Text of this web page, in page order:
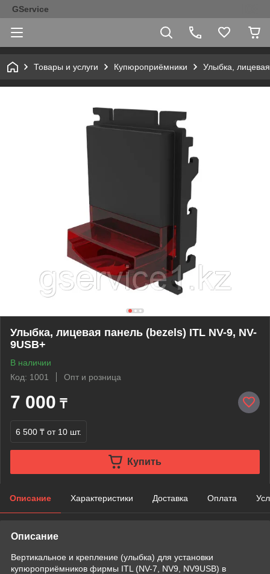
GService
Товары и услуги Купюроприёмники Улыбка,
Улыбка, лицевая панель (bezels) ITL NV-9, NV-
9USB+
В наличии
Код: 1001
Опт и розница
7 000 ₸
6 500 ₸ от 10 шт.
Купить
Описание Характеристики Доставка Оплата
Описание
Вертикальное и крепление (улыбка) для установки
купюроприёмников фирмы ITL (NV-7, NV9, NV9USB) в